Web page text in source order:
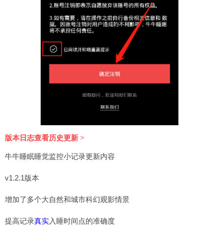
版本日志查看历史更新 >
牛牛睡眠睡觉监控小记录更新内容
v1.2.1版本
增加了多个大自然和城市科幻观影情景
提高记录真实入睡时间点的准确度